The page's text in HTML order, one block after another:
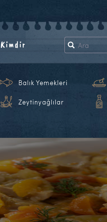
Kimdir
Balık Yemekleri
Zeytinyağlılar